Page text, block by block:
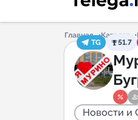
Главная Каталог
TG
51.7
Новости и